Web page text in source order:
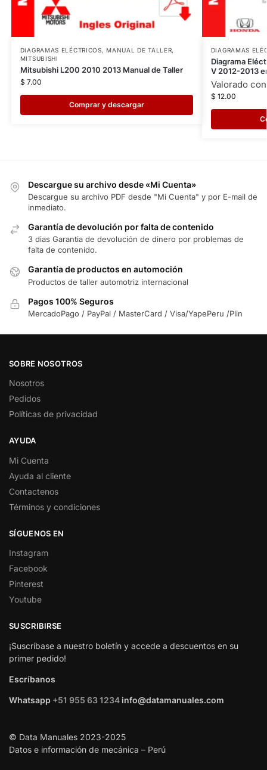
DIAGRAMAS ELÉCTRICOS,MANUAL DE TALLER,
MITSUBISHI
Mitsubishi L200 2010 2013 Manual de Taller
$ 7.00
Comprar y descargar
DIAGRAMAS
Diagrama
V 2012-2013
Valorado
$ 12.00
Descargue su archivo desde «Mi Cuenta»
Descargue su archivo PDF desde "Mi Cuenta" y por E-mail de
inmediato.
Garantía de devolución por falta de contenido
3 dias Garantia de devolución de dinero por problemas de
falta de contenido.
Garantía de productos en automoción
Productos de taller automotriz internacional
Pagos 100% Seguros
MercadoPago / PayPal / MasterCard / Visa/YapePeru /Plin
SOBRE NOSOTROS
Nosotros
Pedidos
Políticas de privacidad
AYUDA
Mi Cuenta
Ayuda al cliente
Contactenos
Términos y condiciones
SÍGUENOS EN
Instagram
Facebook
Pinterest
Youtube
SUSCRIBIRSE
¡Suscríbase a nuestro boletín y accede a descuentos en su
primer pedido!
Escríbanos
Whatsapp +51 955 63 1234info@datamanuales.com
© Data Manuales 2023-2025
Datos e información de mecánica – Perú